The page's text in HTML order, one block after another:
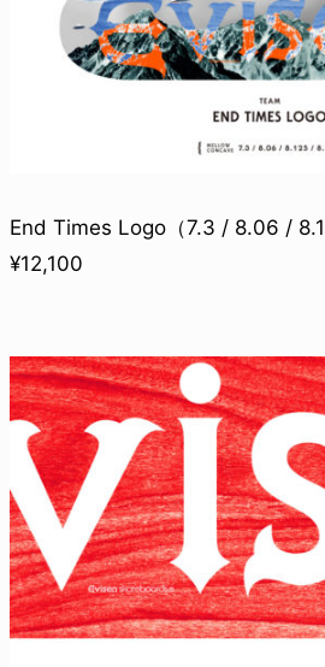
End Times Logo（7.3 / 8.06 /
¥12,100